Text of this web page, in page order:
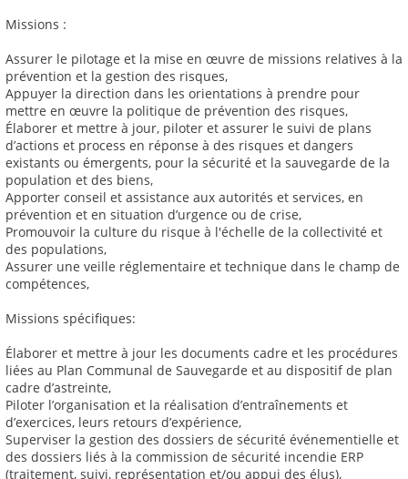
Missions :
Assurer le pilotage et la mise en œuvre de missions relatives à la
prévention et la gestion des risques,
Appuyer la direction dans les orientations à prendre pour
mettre en œuvre la politique de prévention des risques,
Élaborer et mettre à jour, piloter et assurer le suivi de plans
d’actions et process en réponse à des risques et dangers
existants ou émergents, pour la sécurité et la sauvegarde de la
population et des biens,
Apporter conseil et assistance aux autorités et services, en
prévention et en situation d’urgence ou de crise,
Promouvoir la culture du risque à l'échelle de la collectivité et
des populations,
Assurer une veille réglementaire et technique dans le champ de
compétences,
Missions spécifiques:
Élaborer et mettre à jour les documents cadre et les procédures
liées au Plan Communal de Sauvegarde et au dispositif de plan
cadre d’astreinte,
Piloter l’organisation et la réalisation d’entraînements et
d’exercices, leurs retours d’expérience,
Superviser la gestion des dossiers de sécurité événementielle et
des dossiers liés à la commission de sécurité incendie ERP
(traitement, suivi, représentation et/ou appui des élus),